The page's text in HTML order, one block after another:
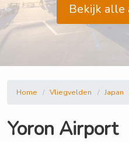
Bekijk alle
Home Vliegvelden Japan
Yoron Airport